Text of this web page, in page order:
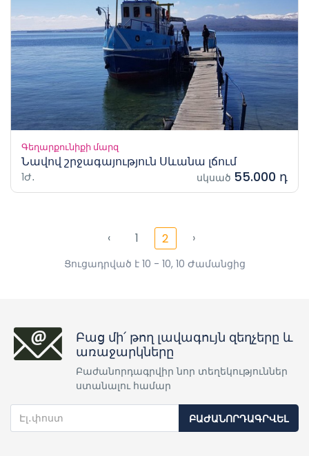
Գեղարքունիքի մարզ
Նավով շրջագայություն Սևանա լճում
1Ժ․ սկսած 55.000 դ
‹ 1 2 ›
Ցուցադրված է 10 - 10, 10 Ժամանցից
Բաց մի՛ թող լավագույն զեղչերը և
առաջարկները
Բաժանորդագրվիր նոր տեղեկություններ
ստանալու համար
ԲԱԺԱՆՈՐԴԱԳՐՎԵԼ